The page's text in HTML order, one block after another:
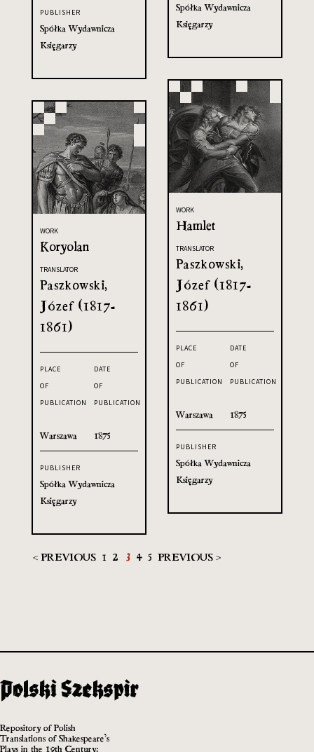
Spółka Wydawnicza
Księgarzy
PUBLISHER
Spółka Wydawnicza
Księgarzy
WORK
Hamlet
TRANSLATOR
Paszkowski,
Józef (1817-
1861)
PLACE
OF
PUBLICATION
Warszawa
DATE
OF
PUBLICATION
1875
PUBLISHER
Spółka Wydawnicza
Księgarzy
WORK
Koryolan
TRANSLATOR
Paszkowski,
Józef (1817-
1861)
PLACE
OF
PUBLICATION
Warszawa
DATE
OF
PUBLICATION
1875
PUBLISHER
Spółka Wydawnicza
Księgarzy
< PREVIOUS 1 2 3 4 5 PREVIOUS >
Repository of Polish
Translations of Shakespeare’s
Plays in the 19th Century: